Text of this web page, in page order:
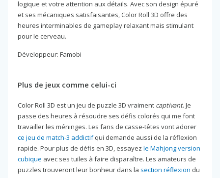
logique et votre attention aux détails. Avec son design épuré
et ses mécaniques satisfaisantes, Color Roll 3D offre des
heures interminables de gameplay relaxant mais stimulant
pour le cerveau.
Développeur: Famobi
Plus de jeux comme celui-ci
Color Roll 3D est un jeu de puzzle 3D vraiment captivant. Je
passe des heures à résoudre ses défis colorés qui me font
travailler les méninges. Les fans de casse-têtes vont adorer
ce jeu de match-3 addictifqui demande aussi de la réflexion
rapide. Pour plus de défis en 3D, essayez le Mahjong version
cubique avec ses tuiles à faire disparaître. Les amateurs de
puzzles trouveront leur bonheur dans la section réflexion du